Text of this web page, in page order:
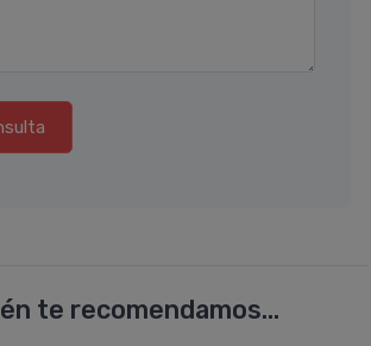
te recomendamos...